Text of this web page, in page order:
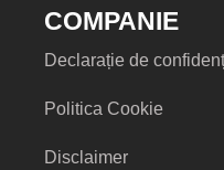
COMPANIE
Declarație de
Politica Cookie
Disclaimer